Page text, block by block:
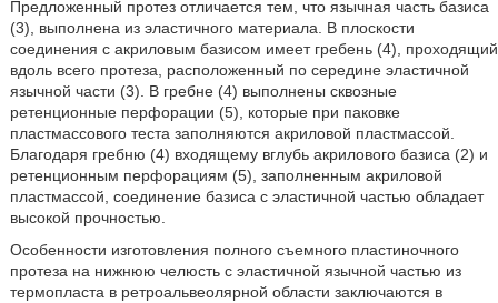
Предложенный протез отличается тем, что язычная часть базиса
(3), выполнена из эластичного материала. В плоскости
соединения с акриловым базисом имеет гребень (4), проходящий
вдоль всего протеза, расположенный по середине эластичной
язычной части (3). В гребне (4) выполнены сквозные
ретенционные перфорации (5), которые при паковке
пластмассового теста заполняются акриловой пластмассой.
Благодаря гребню (4) входящему вглубь акрилового базиса (2) и
ретенционным перфорациям (5), заполненным акриловой
пластмассой, соединение базиса с эластичной частью обладает
высокой прочностью.
Особенности изготовления полного съемного пластиночного
протеза на нижнюю челюсть с эластичной язычной частью из
термопласта в ретроальвеолярной области заключаются в